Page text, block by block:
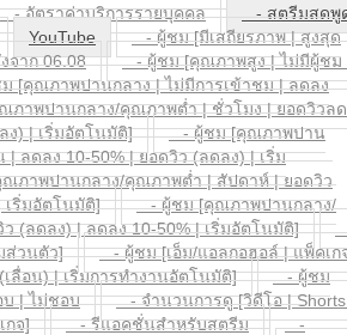
- อัตราค่าบริการรายบุคคล
- สตรีมสดพู
YouTube
- ผู้ชม [มีเสถียรภาพ | สูงสุด
จาก 06.08
- ผู้ชม [คุณภาพสูง | ไม่มีผู้ชม
[คุณภาพปานกลาง | ไม่มีการเข้าชม | ลดลง
าพปานกลาง/คุณภาพต่ำ | ชั่วโมง | ยอดวิวลด
ง) | เริ่มอัตโนมัติ]
- ผู้ชม [คุณภาพปาน
ลดลง 10-50% | ยอดวิว (ลดลง) | เริ่ม
าพปานกลาง/คุณภาพต่ำ | สัปดาห์ | ยอดวิว
เริ่มอัตโนมัติ]
- ผู้ชม [คุณภาพปานกลาง/
(ลดลง) | ลดลง 10-50% | เริ่มอัตโนมัติ]
ส่วนตัว]
- ผู้ชม [เอ็ม/แอลกอฮอล์ | แพ็คเก
ลื่อน) | เริ่มการทำงานอัตโนมัติ]
- ผู้ชม
| ไม่ชอบ
- จำนวนการดู [วิดีโอ |
จ] - รีแอคชั่นสำหรับสตรีม
-